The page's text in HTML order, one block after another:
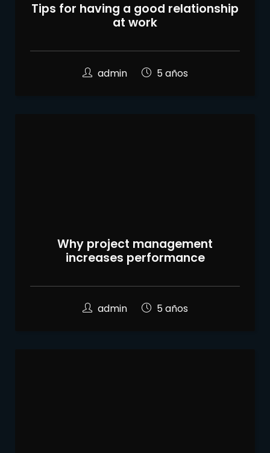
Tips for having a good relationship
at work
admin 5 años
Why project management
increases performance
admin 5 años